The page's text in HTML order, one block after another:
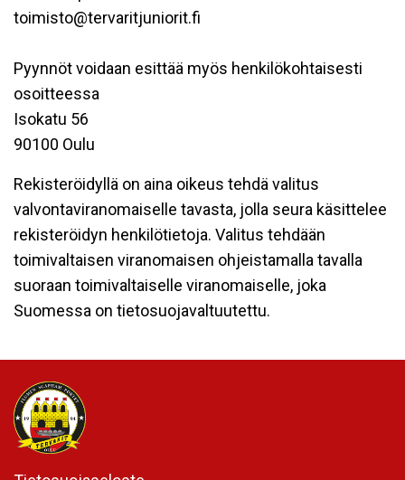
toimisto@tervaritjuniorit.fi
Pyynnöt voidaan esittää myös henkilökohtaisesti
osoitteessa
Isokatu 56
90100 Oulu
Rekisteröidyllä on aina oikeus tehdä valitus
valvontaviranomaiselle tavasta, jolla seura käsittelee
rekisteröidyn henkilötietoja. Valitus tehdään
toimivaltaisen viranomaisen ohjeistamalla tavalla
suoraan toimivaltaiselle viranomaiselle, joka
Suomessa on tietosuojavaltuutettu.